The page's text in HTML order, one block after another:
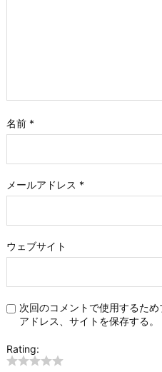
名前 *
メールアドレス *
ウェブサイト
次回のコメントで使用するた
アドレス、サイトを保存する。
Rating: